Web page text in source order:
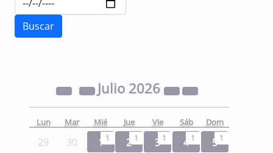
Julio 2026
Lun Mar Mié Jue Vie Sáb Dom
29 30 1 1 2 1 3 1 4 1 5 1